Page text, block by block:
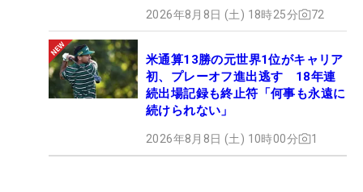
2026年8月8日 (土) 18時25分 72
米通算13勝の元世界1位がキャリア
初、プレーオフ進出逃す 18年連
続出場記録も終止符「何事も永遠に
続けられない」
2026年8月8日 (土) 10時00分 1